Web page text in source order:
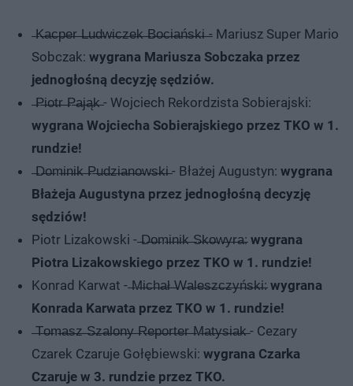
̶K̶a̶c̶p̶e̶r̶ ̶L̶u̶d̶w̶i̶c̶z̶e̶k̶ ̶B̶o̶c̶i̶a̶ń̶s̶k̶i̶ ̶- Mariusz Super Mario
Sobczak: wygrana Mariusza Sobczaka przez
jednogłośną decyzję sędziów.
̶P̶i̶o̶t̶r̶ ̶P̶a̶j̶ą̶k̶ - Wojciech Rekordzista Sobierajski:
wygrana Wojciecha Sobierajskiego przez TKO w 1.
rundzie!
̶D̶o̶m̶i̶n̶i̶k̶ ̶P̶u̶d̶z̶i̶a̶n̶o̶w̶s̶k̶i̶ - Błażej Augustyn: wygrana
Błażeja Augustyna przez jednogłośną decyzję
sędziów!
Piotr Lizakowski - ̶D̶o̶m̶i̶n̶i̶k̶ ̶S̶k̶o̶w̶y̶r̶a̶:wygrana
Piotra Lizakowskiego przez TKO w 1. rundzie!
Konrad Karwat - ̶M̶i̶c̶h̶a̶ł̶ ̶W̶a̶l̶e̶s̶z̶c̶z̶y̶ń̶s̶k̶i̶:wygrana
Konrada Karwata przez TKO w 1. rundzie!
̶T̶o̶m̶a̶s̶z̶ ̶S̶z̶a̶l̶o̶n̶y̶ ̶R̶e̶p̶o̶r̶t̶e̶r̶ ̶M̶a̶t̶y̶s̶i̶a̶k̶ - Cezary
Czarek Czaruje Gołębiewski: wygrana Czarka
Czaruje w 3. rundzie przez TKO.